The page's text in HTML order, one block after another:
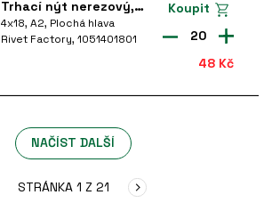
Trhací nýt nerezový, otevřený
4x18, A2, Plochá hlava
Rivet Factory, 1051401801
48 Kč
20
Koupit
NAČÍST DALŠÍ
STRÁNKA 1 Z 21